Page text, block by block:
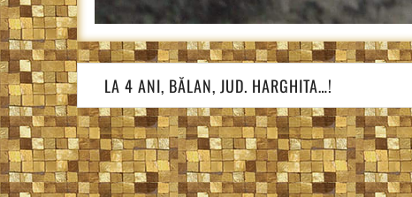
Navigare
în
articole
LA 4 ANI, BĂLAN, JUD. HARGHITA…!